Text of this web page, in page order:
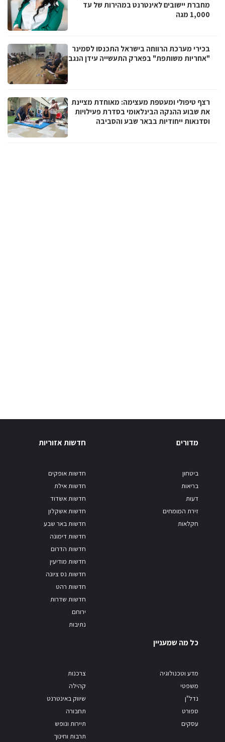
מחברת יישובים לאינטרנט במהירות של עד
1,000 מגה
בכירי מערכת הרווחה בישראל התכנסו לסמינר
"אחריות משותפת" בפארק התעשייה עידן הנגב
רצף טיפולי ומעטפת מעצימה: מאוחדת מציינת
את שבוע ההנקה הבינלאומי בסדרת פעילויות
וסדנאות ייחודיות בבאר שבע והסביבה
מדורים
ביטחון
בריאות
דעות
זירת המומחים
חקלאות
חדשות אזוריות
חדשות אופקים
חדשות אילת
חדשות אשדוד
חדשות אשקלון
חדשות באר שבע
חדשות דימונה
חדשות הדרום
חדשות מודיעין
חדשות נס ציונה
חדשות רהט
חדשות שדרות
ירוחם
נתיבות
כל מה שמעניין
מדע וטכנולוגיה
משפטי
נדל"ן
ספורט
עסקים
צרכנות
קהילה
שיווק באינטרנט
תחבורה
תיירות ונופש
תרבות וחינוך